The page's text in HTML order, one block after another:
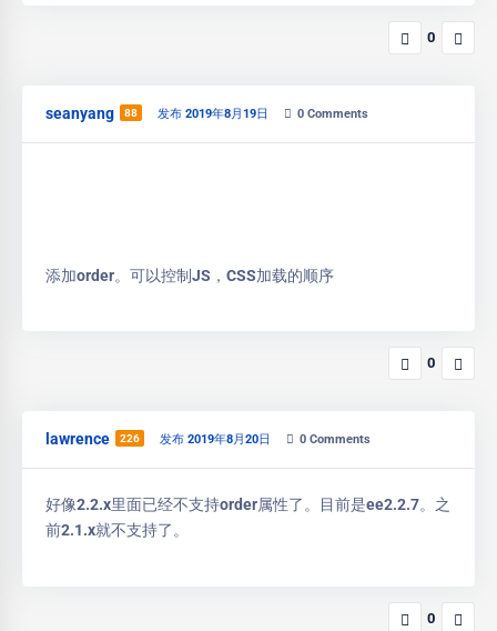
0
seanyang 88 发布 2019年8月19日 0 Comments
添加order。可以控制JS，CSS加载的顺序
0
lawrence 226 发布 2019年8月20日 0 Comments
好像2.2.x里面已经不支持order属性了。目前是ee2.2.7。之
前2.1.x就不支持了。
0